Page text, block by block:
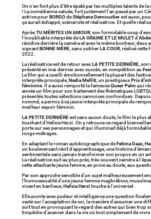
On n’en finit plus d’être épaté par les multiples talents de la
! La comédienne saluée, fort justement l’an passé par un
actrice pourBORGOdeStéphane Demoustierest aussi,
ça aurait échappé, scénariste et réalisatrice. Et quelle
AprèsTU MÉRITES UN AMOUR, son formidable coup
l’inoubliable interprète deLA GRAINE ET LE MULETd’
récidive derrière la caméra et avec le même bonheur, deux
signantBONNE MÈRE, sans oublierLA COUR, réalisé cette
2022.
La réalisatrice est de retour avecLA PETITE DERNIÈRE, son
présenté en mai dernier avec succès, en compétition au
Le film qui a cueilli émotionnellement la plupart des
interprète principale, Nadia Melliti, un prestigieuxPrix
féminine. Il a aussi remporté la fameuseQueer Palmqui
année un film pour son traitement des thématiques
présentés toutes sélections cannoises confondues.
nommé, a permis à sa jeune interprète principale de
meilleur espoir féminin.
LA PETITE DERNIÈREest sans aucun doute, le film le plus
touchant d’Hafsia Herzi. On y retrouve ce regard
porte sur ses personnages et qui illuminait déjà
longs-métrages.
En adaptant le roman autobiographique deFatima Daas,
un bouleversant récit d’apprentissage, une histoire
sentimentale sans jamais transformer son propos en un
La réalisatrice suit au plus près, très souvent caméra à
cette attachante jeune femme, en proie au doute, aux
Par son approche sensible d’un sujet malheureusement
l’homosexualité d’une jeune femme maghrébine,
vivant en banlieue, Hafsia Herzi touche à l’universel.
Elle pointe avec pudeur et intelligence une question
vaste sur l’acceptation de soi, la manière d’assumer une
soit tout en provoquant le regard des autres qui bien trop
Empêche d’avancer dans la vie où tout simplement de vivre